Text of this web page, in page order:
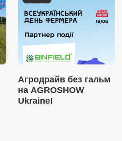
Агродрайв без гальм
на AGROSHOW
Ukraine!